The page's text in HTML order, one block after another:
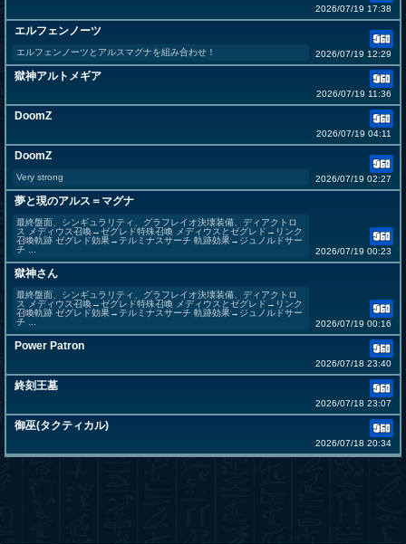
2026/07/19 17:38
エルフェンノーツ
エルフェンノーツとアルスマグナを組み合わせ！ 2026/07/19 12:29
獄神アルトメギア
2026/07/19 11:36
DoomZ
2026/07/19 04:11
DoomZ
Very strong 2026/07/19 02:27
夢と現のアルス＝マグナ
最終盤面、シンギュラリティ、グラフレイオ決壊装備、ディアクトロ
ス メディウス召喚→ゼグレド特殊召喚 メディウスとゼグレド→リンク
召喚軌跡 ゼグレド効果→テルミナスサーチ 軌跡効果→ジュノルドサー
チ ...
2026/07/19 00:23
獄神さん
最終盤面、シンギュラリティ、グラフレイオ決壊装備、ディアクトロ
ス メディウス召喚→ゼグレド特殊召喚 メディウスとゼグレド→リンク
召喚軌跡 ゼグレド効果→テルミナスサーチ 軌跡効果→ジュノルドサー
チ ...
2026/07/19 00:16
Power Patron
2026/07/18 23:40
終刻王墓
2026/07/18 23:07
御巫(タクティカル)
2026/07/18 20:34